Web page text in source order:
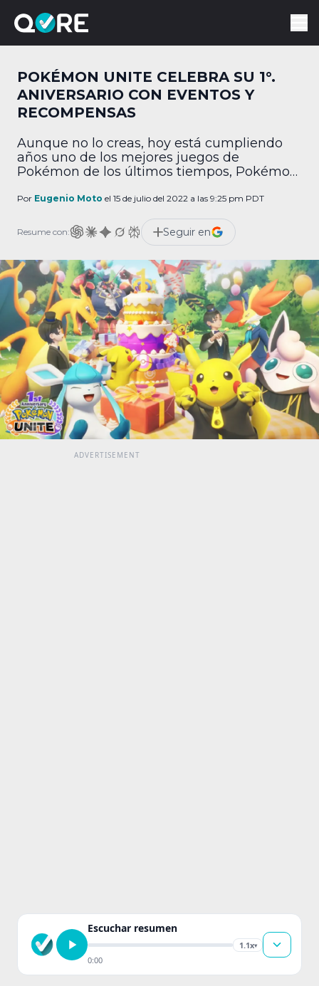
POKÉMON UNITE CELEBRA SU 1°.
ANIVERSARIO CON EVENTOS Y
RECOMPENSAS
Aunque no lo creas, hoy está cumpliendo
años uno de los mejores juegos de
Pokémon de los últimos tiempos, Pokémon
propio giro al género MOBA. Pues resulta
que habrá muchos eventos y regalos. Por
medio de un comunicado de prensa […]
Por Eugenio Moto el 15 de julio del 2022 a las 9:25 pm PDT
Resume con: Seguir en
Escuchar resumen
1.1x▾
0:00